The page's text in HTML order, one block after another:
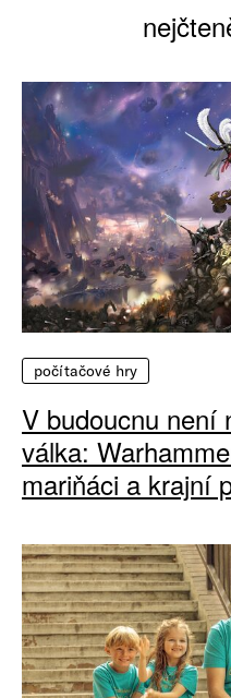
počítačové hry
V budoucnu není
válka:
mariňáci a krajní